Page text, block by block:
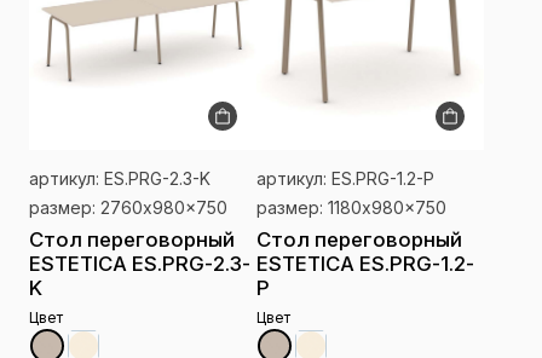
артикул: ES.PRG-2.3-K
размер: 2760x980x750
Стол переговорный
ESTETICA ES.PRG-2.3-
K
Цвет
артикул: ES.PRG-1.2-P
размер: 1180x980x750
Стол переговорный
ESTETICA ES.PRG-1.2-
P
Цвет